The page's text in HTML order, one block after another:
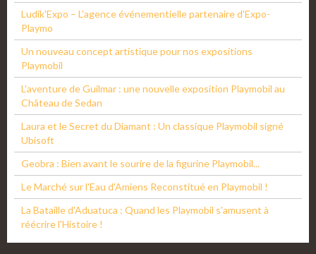
Ludik'Expo – L'agence événementielle partenaire d'Expo-
Playmo
Un nouveau concept artistique pour nos expositions
Playmobil
L'aventure de Guilmar : une nouvelle exposition Playmobil au
Château de Sedan
Laura et le Secret du Diamant : Un classique Playmobil signé
Ubisoft
Geobra : Bien avant le sourire de la figurine Playmobil...
Le Marché sur l'Eau d'Amiens Reconstitué en Playmobil !
La Bataille d'Aduatuca : Quand les Playmobil s'amusent à
réécrire l'Histoire !